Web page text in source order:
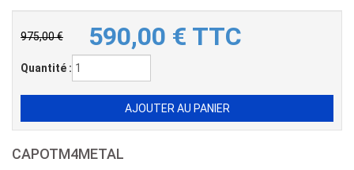
975,00 € 590,00 € TTC
Quantité :
CAPOTM4METAL